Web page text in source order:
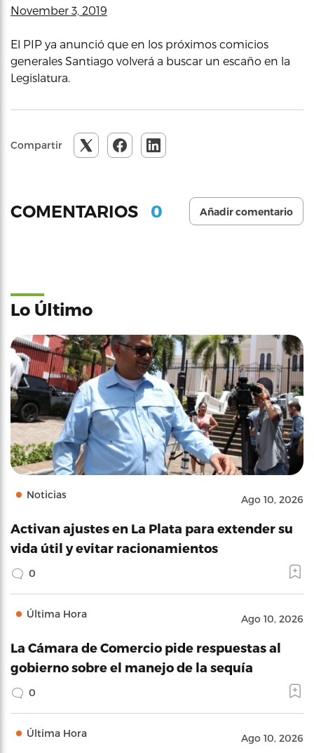
November 3, 2019
El PIP ya anunció que en los próximos comicios
generales Santiago volverá a buscar un escaño en la
Legislatura.
Compartir
COMENTARIOS 0 Añadir comentario
Lo Último
Noticias Ago 10, 2026
Activan ajustes en La Plata para extender su
vida útil y evitar racionamientos
0
Última Hora Ago 10, 2026
La Cámara de Comercio pide respuestas al
gobierno sobre el manejo de la sequía
0
Última Hora Ago 10, 2026